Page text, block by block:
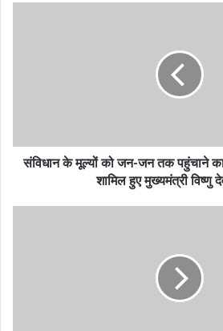
संविधान के मूल्यों को जन-जन तक पहुंचाने
शामिल हुए मुख्यमंत्री विष्णु